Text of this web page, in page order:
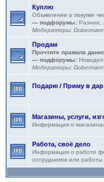
Куплю
Объявление о покупке
— подфорумы: Разное
Модераторы: Dobermann
Продам
Прочтите правила
— подфорумы: Новодел
Модераторы: Dobermann
Подарю / Приму в дар
Магазины, услуги,
Информация о
Работа, своё дело
Информация о работе
сотрудников или работы